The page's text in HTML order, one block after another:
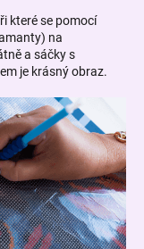
které se pomocí
na
a sáčky s
je krásný obraz.